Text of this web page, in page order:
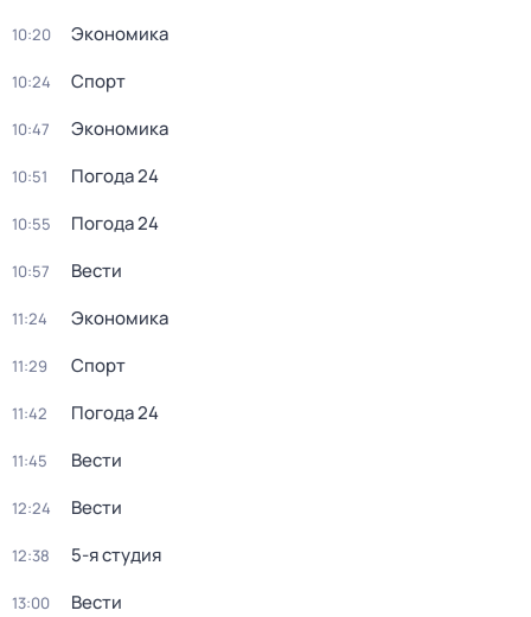
10:20 Экономика
10:24 Спорт
10:47 Экономика
10:51 Погода 24
10:55 Погода 24
10:57 Вести
11:24 Экономика
11:29 Спорт
11:42 Погода 24
11:45 Вести
12:24 Вести
12:38 5-я студия
13:00 Вести